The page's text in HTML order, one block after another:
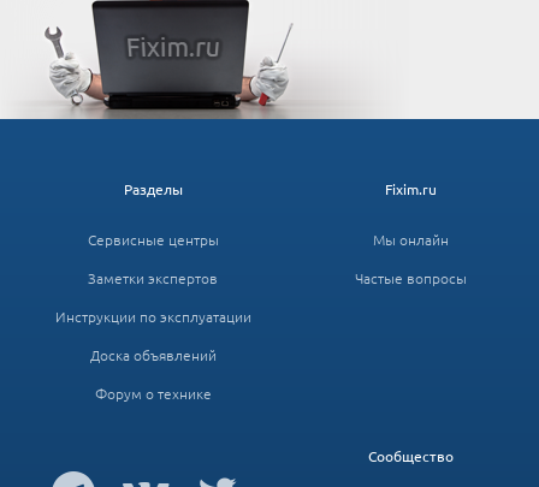
Fixim.ru
Мы онлайн
Частые вопросы
Разделы
Сервисные центры
Заметки экспертов
Инструкции по эксплуатации
Доска объявлений
Форум о технике
Сообщество